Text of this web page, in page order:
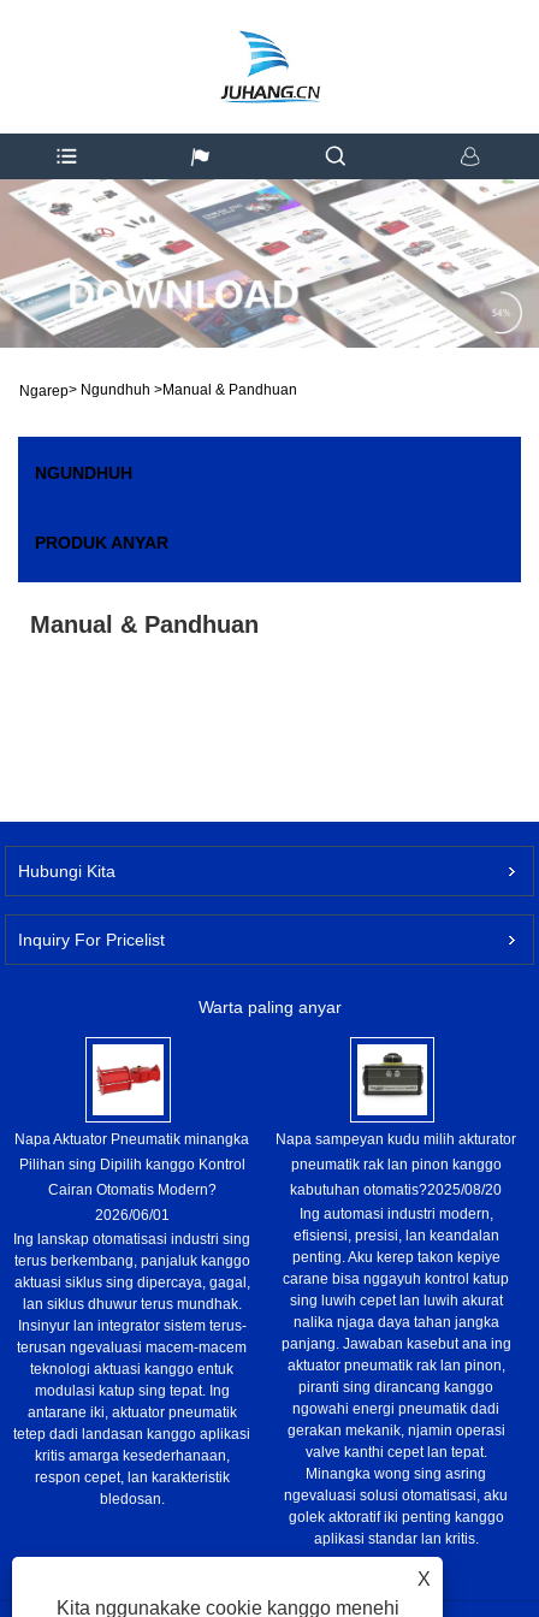
Ngarep> Ngundhuh >Manual & Pandhuan
NGUNDHUH
PRODUK ANYAR
Manual & Pandhuan
X
Kita nggunakake cookie kanggo menehi
Hubungi Kita
Inquiry For Pricelist
Warta paling anyar
Napa Aktuator Pneumatik minangka
Pilihan sing Dipilih kanggo Kontrol
Cairan Otomatis Modern?
2026/06/01
Ing lanskap otomatisasi industri sing
terus berkembang, panjaluk kanggo
aktuasi siklus sing dipercaya, gagal,
lan siklus dhuwur terus mundhak.
Insinyur lan integrator sistem terus-
terusan ngevaluasi macem-macem
teknologi aktuasi kanggo entuk
modulasi katup sing tepat. Ing
antarane iki, aktuator pneumatik
tetep dadi landasan kanggo aplikasi
kritis amarga kesederhanaan,
respon cepet, lan karakteristik
bledosan.
Napa sampeyan kudu milih akturator
pneumatik rak lan pinon kanggo
kabutuhan otomatis?2025/08/20
Ing automasi industri modern,
efisiensi, presisi, lan keandalan
penting. Aku kerep takon kepiye
carane bisa nggayuh kontrol katup
sing luwih cepet lan luwih akurat
nalika njaga daya tahan jangka
panjang. Jawaban kasebut ana ing
aktuator pneumatik rak lan pinon,
piranti sing dirancang kanggo
ngowahi energi pneumatik dadi
gerakan mekanik, njamin operasi
valve kanthi cepet lan tepat.
Minangka wong sing asring
ngevaluasi solusi otomatisasi, aku
golek aktoratif iki penting kanggo
aplikasi standar lan kritis.